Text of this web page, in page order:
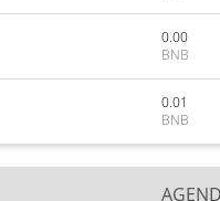
0.00
BNB
0.01
BNB